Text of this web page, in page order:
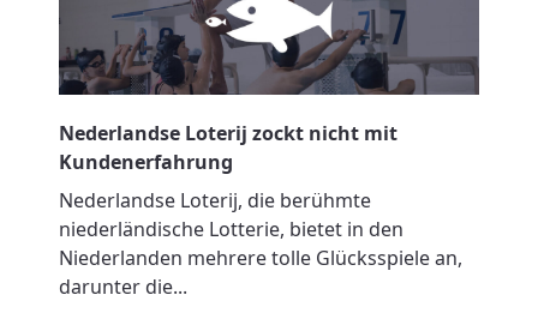
Nederlandse Loterij zockt nicht mit
Kundenerfahrung
Nederlandse Loterij, die berühmte
niederländische Lotterie, bietet in den
Niederlanden mehrere tolle Glücksspiele an,
darunter die...